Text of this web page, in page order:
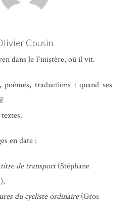
Cousin
dans le Finistère, où il vit.
poèmes, traductions : quand ses
en date :
titre de transport(Stéphane
du cycliste ordinaire(Gros